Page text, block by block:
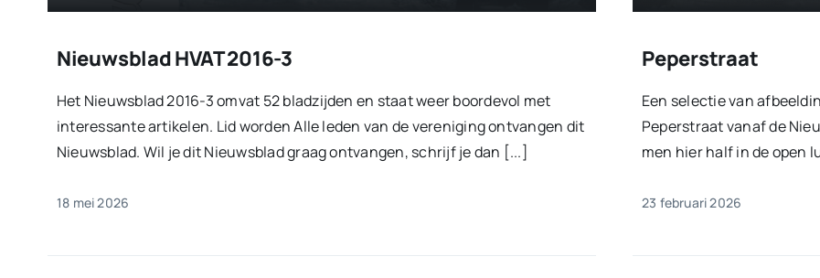
Nieuwsblad HVAT 2016-3
Het Nieuwsblad 2016-3 omvat 52 bladzijden en staat weer boordevol met
interessante artikelen. Lid worden Alle leden van de vereniging ontvangen dit
Nieuwsblad. Wil je dit Nieuwsblad graag ontvangen, schrijf je dan [...]
18 mei 2026
Peperstraat
Een selectie van
Peperstraat vanaf de
men hier half in de open
23 februari 2026